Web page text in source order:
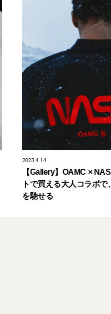
2023.4.14
【Gallery】OAMC ×
トで買える大人コラボ
を馳せる